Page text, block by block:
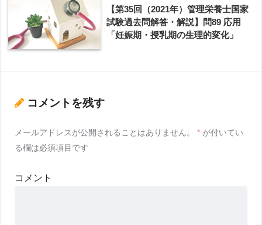
【第35回（2021年）管理栄養士国家
試験過去問解答・解説】問89 応用
「妊娠期・授乳期の生理的変化」
コメントを残す
メールアドレスが公開されることはありません。 * が付いてい
る欄は必須項目です
コメント